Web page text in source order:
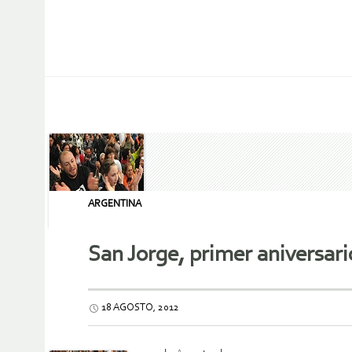
ARGENTINA
San Jorge, primer
18 AGOSTO, 2012